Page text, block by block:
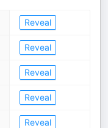
Reveal
Reveal
Reveal
Reveal
Reveal